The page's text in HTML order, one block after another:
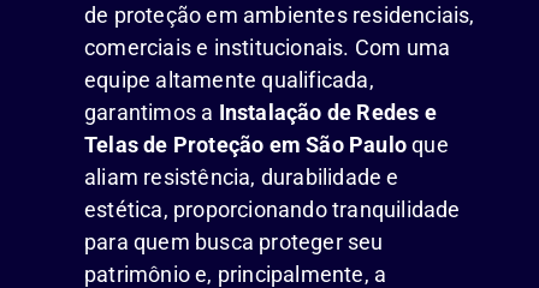
de proteção em ambientes residenciais,
comerciais e institucionais. Com uma
equipe altamente qualificada,
garantimos a Instalação de Redes e
Telas de Proteção em São Pauloque
aliam resistência, durabilidade e
estética, proporcionando tranquilidade
para quem busca proteger seu
patrimônio e, principalmente, a